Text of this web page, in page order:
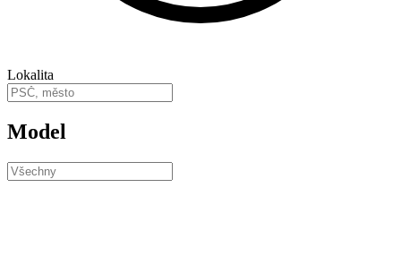
Lokalita
Model